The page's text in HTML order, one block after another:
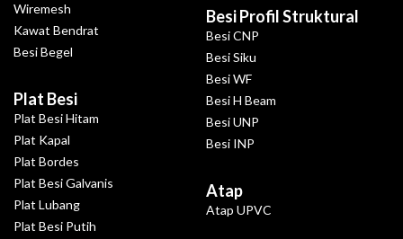
Wiremesh
Kawat Bendrat
Besi Begel
Plat Besi
Plat Besi Hitam
Plat Kapal
Plat Bordes
Plat Besi Galvanis
Plat Lubang
Plat Besi Putih
Besi Profil Struktural
Besi CNP
Besi Siku
Besi WF
Besi H Beam
Besi UNP
Besi INP
Atap
Atap UPVC